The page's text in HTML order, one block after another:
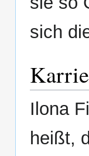
sich
Ilona
heißt,